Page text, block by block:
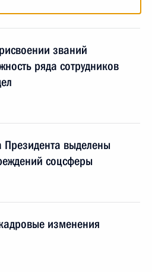
званий
ряда сотрудников
выделены
соцсферы
изменения